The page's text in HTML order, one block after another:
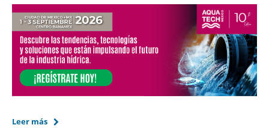
Leer más